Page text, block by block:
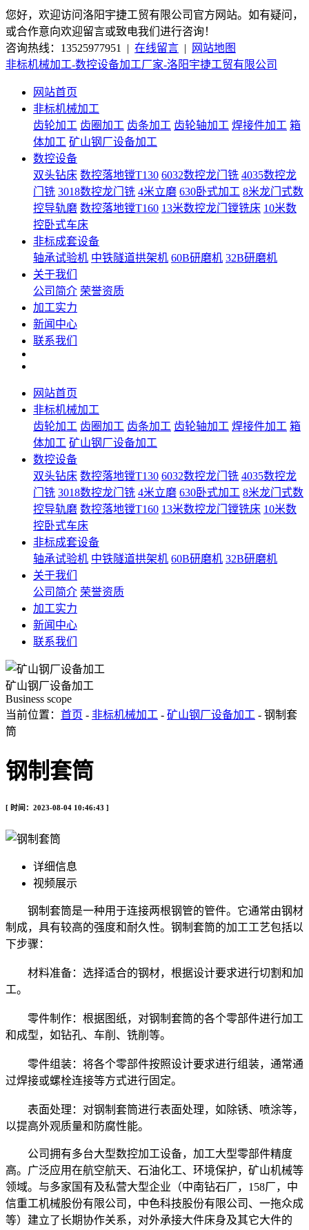
您好，欢迎访问洛阳宇捷工贸有限公司官方网站。如有疑问，
或合作意向欢迎留言或致电我们进行咨询！
咨询热线：13525977951 | 在线留言 |
网站地图
非标机械加工-数控设备加工厂家-洛阳宇捷工贸有限公司
网站首页
非标机械加工
齿轮加工 齿圈加工 齿条加工 齿轮轴加工 焊接件加工 箱
体加工 矿山钢厂设备加工
数控设备
双头钻床 数控落地镗T130 6032数控龙门铣 4035数控龙
门铣 3018数控龙门铣 4米立磨 630卧式加工 8米龙门式数
控导轨磨 数控落地镗T160 13米数控龙门镗铣床 10米数
控卧式车床
非标成套设备
轴承试验机 中铁隧道拱架机 60B研磨机 32B研磨机
关于我们
公司简介 荣誉资质
加工实力
新闻中心
联系我们
网站首页
非标机械加工
齿轮加工 齿圈加工 齿条加工 齿轮轴加工 焊接件加工 箱
体加工 矿山钢厂设备加工
数控设备
双头钻床 数控落地镗T130 6032数控龙门铣 4035数控龙
门铣 3018数控龙门铣 4米立磨 630卧式加工 8米龙门式数
控导轨磨 数控落地镗T160 13米数控龙门镗铣床 10米数
控卧式车床
非标成套设备
轴承试验机 中铁隧道拱架机 60B研磨机 32B研磨机
关于我们
公司简介 荣誉资质
加工实力
新闻中心
联系我们
矿山钢厂设备加工
Business scope
当前位置： 首页 - 非标机械加工 - 矿山钢厂设备加工 - 钢制套
筒
钢制套筒
[ 时间：2023-08-04 10:46:43 ]
详细信息
视频展示
钢制套筒是一种用于连接两根钢管的管件。它通常由钢材
制成，具有较高的强度和耐久性。钢制套筒的加工工艺包括以
下步骤：
材料准备：选择适合的钢材，根据设计要求进行切割和加
工。
零件制作：根据图纸，对钢制套筒的各个零部件进行加工
和成型，如钻孔、车削、铣削等。
零件组装：将各个零部件按照设计要求进行组装，通常通
过焊接或螺栓连接等方式进行固定。
表面处理：对钢制套筒进行表面处理，如除锈、喷涂等，
以提高外观质量和防腐性能。
公司拥有多台大型数控加工设备，加工大型零部件精度
高。广泛应用在航空航天、石油化工、环境保护，矿山机械等
领域。与多家国有及私营大型企业（中南钻石厂，158厂，中
信重工机械股份有限公司，中色科技股份有限公司、一拖众成
等）建立了长期协作关系，对外承接大件床身及其它大件的